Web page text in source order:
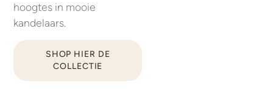
hoogtes in mooie
kandelaars.
SHOP HIER DE
COLLECTIE